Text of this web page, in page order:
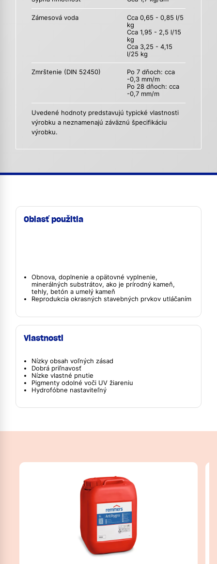
Zámesová voda
Cca 0,65 - 0,85 l/5
kg
Cca 1,95 - 2,5 l/15
kg
Cca 3,25 - 4,15
l/25 kg
Zmrštenie (DIN 52450)
Po 7 dňoch: cca
-0,3 mm/m
Po 28 dňoch: cca
-0,7 mm/m
Uvedené hodnoty predstavujú typické vlastnosti
výrobku a neznamenajú záväznú špecifikáciu
výrobku.
Oblasť použitia
Obnova, doplnenie a opätovné vyplnenie,
minerálných substrátov, ako je prírodný kameň,
tehly, betón a umelý kameň
Reprodukcia okrasných stavebných prvkov utláčaním
Vlastnosti
Nízky obsah voľných zásad
Dobrá priľnavosť
Nízke vlastné pnutie
Pigmenty odolné voči UV žiareniu
Hydrofóbne nastaviteľný